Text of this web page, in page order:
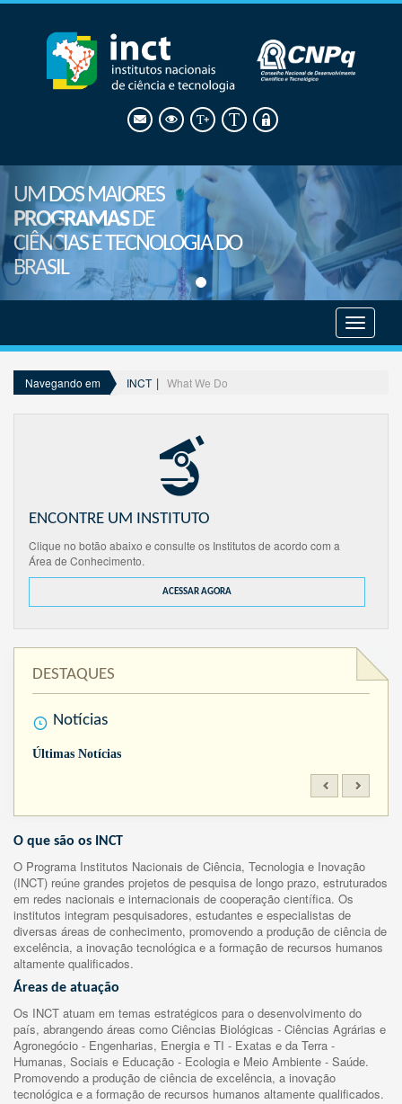
UM DOS MAIORES
PROGRAMASDE
CIÊNCIAS E TECNOLOGIA DO
BRASIL
menu
Navegando em INCT What We Do
ENCONTRE UM INSTITUTO
Clique no botão abaixo e consulte os Institutos de acordo com a
Área de Conhecimento.
ACESSAR AGORA
DESTAQUES
Notícias
Últimas Notícias
O que são os INCT
O Programa Institutos Nacionais de Ciência, Tecnologia e Inovação
(INCT) reúne grandes projetos de pesquisa de longo prazo, estruturados
em redes nacionais e internacionais de cooperação científica. Os
institutos integram pesquisadores, estudantes e especialistas de
diversas áreas de conhecimento, promovendo a produção de ciência de
excelência, a inovação tecnológica e a formação de recursos humanos
altamente qualificados.
Áreas de atuação
Os INCT atuam em temas estratégicos para o desenvolvimento do
país, abrangendo áreas como Ciências Biológicas - Ciências Agrárias e
Agronegócio - Engenharias, Energia e TI - Exatas e da Terra -
Humanas, Sociais e Educação - Ecologia e Meio Ambiente - Saúde.
Promovendo a produção de ciência de excelência, a inovação
tecnológica e a formação de recursos humanos altamente qualificados.